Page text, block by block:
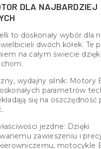
DLA NAJBARDZIEJ
to doskonały wybór dla
dwóch kółek. Te
na całym świecie
wydajny silnik: Motory
parametrów
się na oszczędność
jezdne: Dzięki
zawieszeniu i
motocykle